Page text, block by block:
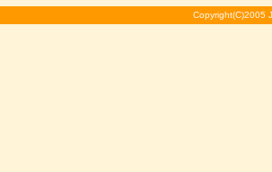
Copyright(C)2005